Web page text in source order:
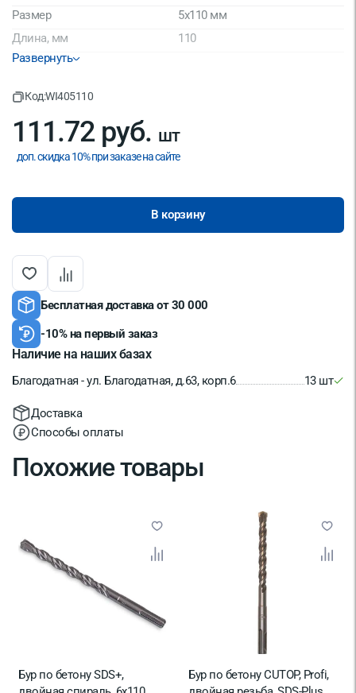
Размер
5x110 мм
Длина, мм
110
Страна производитель
Развернуть
Код:WI405110
111.72 руб. шт
доп. скидка 10% при заказе на сайте
В корзину
Бесплатная доставка от 30 000
-10% на первый заказ
Наличие на наших базах
Благодатная - ул. Благодатная, д.63, корп.6 13 шт
Доставка
Способы оплаты
Похожие товары
Бур по бетону SDS+,
Бур по бетону CUTOP, Profi,